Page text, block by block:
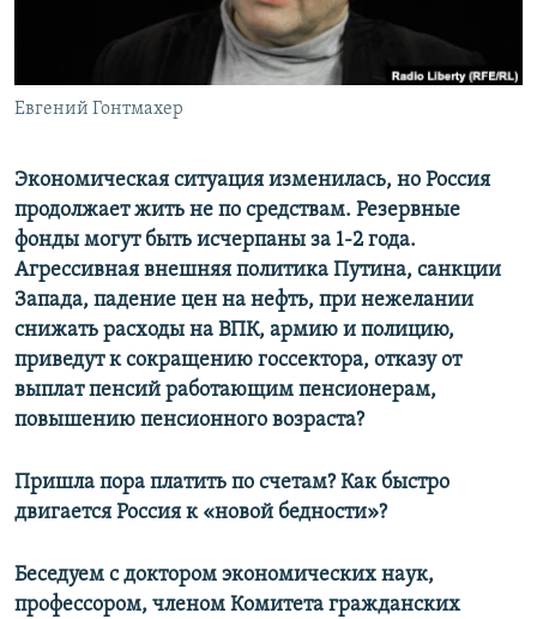
ПОБЕДИТЕЛЕЙ НЕ СУДЯТ?
ELIFBE
ПРИСОЕДИНЯЙТЕСЬ!
Все сайты RFE/RL
Евгений Гонтмахер
Экономическая ситуация изменилась, но Россия
продолжает жить не по средствам. Резервные
фонды могут быть исчерпаны за 1-2 года.
Агрессивная внешняя политика Путина, санкции
Запада, падение цен на нефть, при нежелании
снижать расходы на ВПК, армию и полицию,
приведут к сокращению госсектора, отказу от
выплат пенсий работающим пенсионерам,
повышению пенсионного возраста?
Пришла пора платить по счетам? Как быстро
двигается Россия к «новой бедности»?
Беседуем с доктором экономических наук,
профессором, членом Комитета гражданских